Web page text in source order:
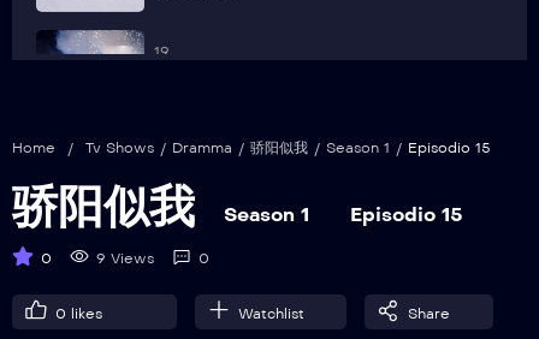
19
21
Episodio 21
22
Episodio 22
Home / Tv Shows / Dramma / 骄阳似我 / Season 1 / Episodio 15
骄阳似我 Season 1 Episodio 15
0 9 Views 0
0 likes Watchlist Share